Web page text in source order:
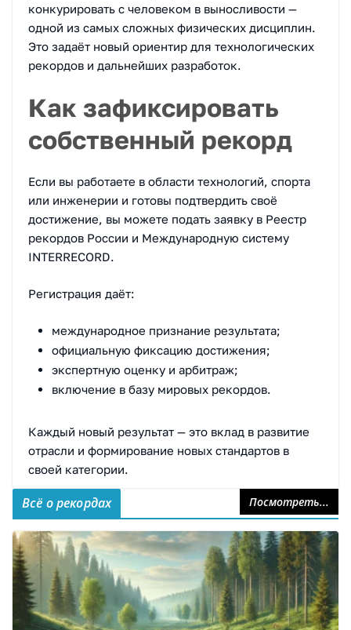
конкурировать с человеком в выносливости —
одной из самых сложных физических дисциплин.
Это задаёт новый ориентир для технологических
рекордов и дальнейших разработок.
Как зафиксировать
собственный рекорд
Если вы работаете в области технологий, спорта
или инженерии и готовы подтвердить своё
достижение, вы можете подать заявку в Реестр
рекордов России и Международную систему
INTERRECORD.
Регистрация даёт:
международное признание результата;
официальную фиксацию достижения;
экспертную оценку и арбитраж;
включение в базу мировых рекордов.
Каждый новый результат — это вклад в развитие
отрасли и формирование новых стандартов в
своей категории.
Всё о рекордах Посмотреть...